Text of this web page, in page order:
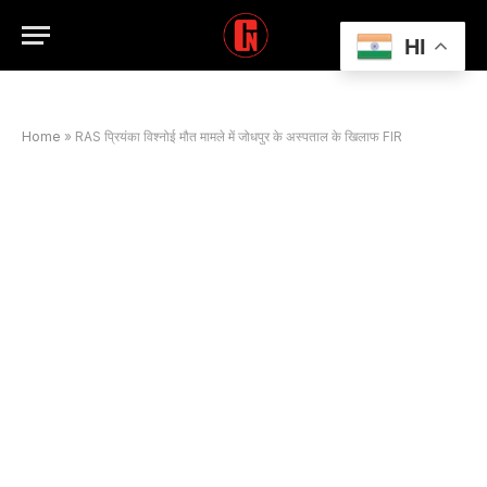
Home » RAS प्रियंका विश्नोई मौत मामले में जोधपुर के अस्पताल के खिलाफ FIR
HI